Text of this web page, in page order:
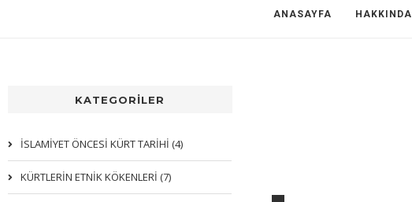
ANASAYFA HAKKINDA
KATEGORİLER
İSLAMİYET ÖNCESİ KÜRT TARİHİ (4)
KÜRTLERIN ETNIK KÖKENLERI (7)